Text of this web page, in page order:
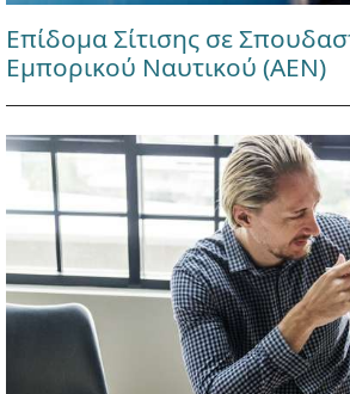
Επίδομα Σίτισης σε
Εμπορικού Ναυτικού (ΑΕΝ)